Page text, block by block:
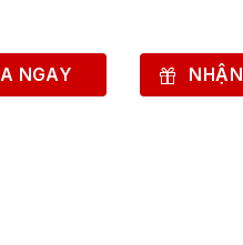
NGAY